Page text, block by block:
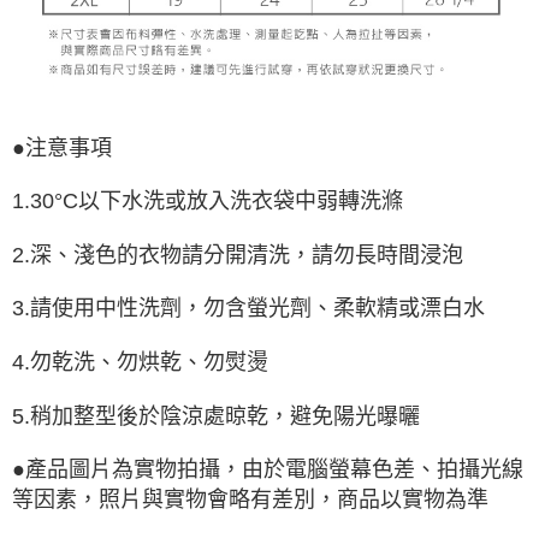
●注意事項
1.30°C以下水洗或放入洗衣袋中弱轉洗滌
2.深、淺色的衣物請分開清洗，請勿長時間浸泡
3.請使用中性洗劑，勿含螢光劑、柔軟精或漂白水
4.勿乾洗、勿烘乾、勿熨燙
5.稍加整型後於陰涼處晾乾，避免陽光曝曬
●產品圖片為實物拍攝，由於電腦螢幕色差、拍攝光線
等因素，照片與實物會略有差別，商品以實物為準